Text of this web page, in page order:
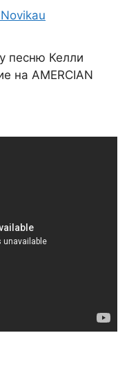
песню Келли
на AMERCIAN